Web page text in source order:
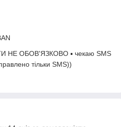
НЕ ОБОВ'ЯЗКОВО ▪️ чекаю SMS
тільки SMS))